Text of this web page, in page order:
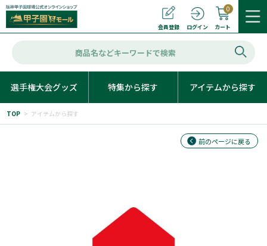
会員登録 ログイン カート
0
選手権大会グッズ 特集から探す アイテムから探す
TOP > アイテムから探す
前のページに戻る